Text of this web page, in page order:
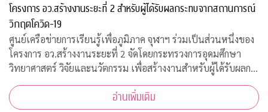
โครงการ อว.สร้างงานระยะที่ 2 สำหรับผู้ได้รับผลกระทบจากสถานการณ์
วิกฤตโควิด-19
ศูนย์เครือข่ายการเรียนรู้เพื่อภูมิภาค จุฬาฯ ร่วมเป็นส่วนหนึ่งของ
โครงการ อว.สร้างงานระยะที่ 2 จัดโดยกระทรวงการอุดมศึกษา
วิทยาศาสตร์ วิจัยและนวัตกรรม เพื่อสร้างงานสำหรับผู้ได้รับผลก
ระทบจากสถานการณ์วิกฤตโควิด-19 เปิดรับสมัครประชาชนทั่วไป
จำนวน 200 อัตรา
อ่านเพิ่มเติม